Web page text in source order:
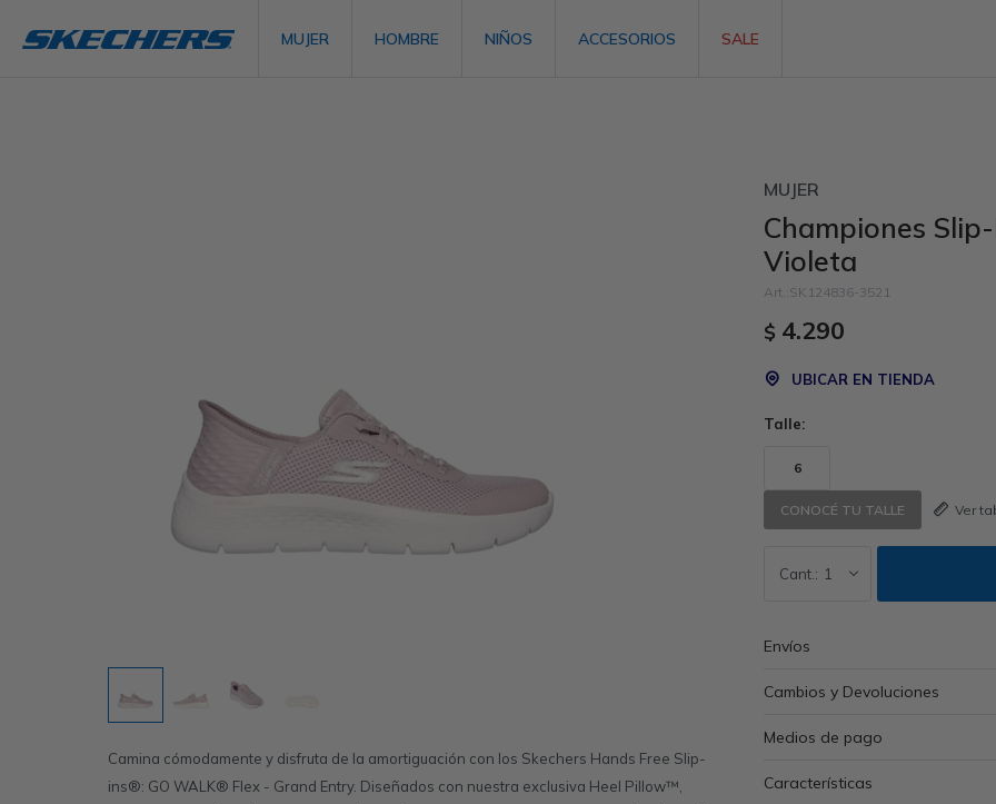
MUJER HOMBRE NIÑOS ACCESORIOS SALE
Camina cómodamente y disfruta de la amortiguación con los Skechers Hands Free Slip-
ins®: GO WALK® Flex - Grand Entry. Diseñados con nuestra exclusiva Heel Pillow™,
MUJER
Championes
Violeta
SK124836-3521
$ 4.290
UBICAR EN TIENDA
Talle:
6
CONOCÉ TU TALLE Ver
1
Envíos
Cambios y Devoluciones
Medios de pago
Características